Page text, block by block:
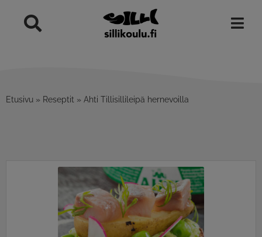
Etusivu » Reseptit » Ahti Tillisillileipä hernevoilla